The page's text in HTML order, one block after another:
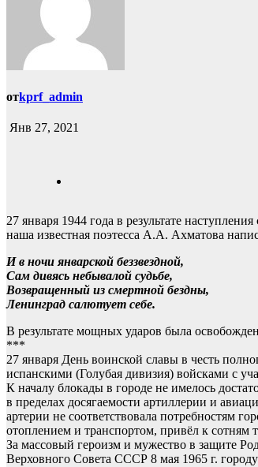
отkprf_admin
Янв 27, 2021
27 января 1944 года в результате
наша известная поэтесса А.А. Ахматова
И в ночи январской беззвездной,
Сам дивясь небывалой судьбе,
Возвращенный из смертной бездны,
Ленинград салютует себе.
В результате мощных ударов была
***
27 января День воинской славы в честь
испанскими (Голубая дивизия) войсками с
К началу блокады в городе не имелось
в пределах досягаемости артиллерии и
артерии не соответствовала потребностям
отоплением и транспортом, привёл к сотням
За массовый героизм и мужество в защите
Верховного Совета СССР 8 мая 1965 г.